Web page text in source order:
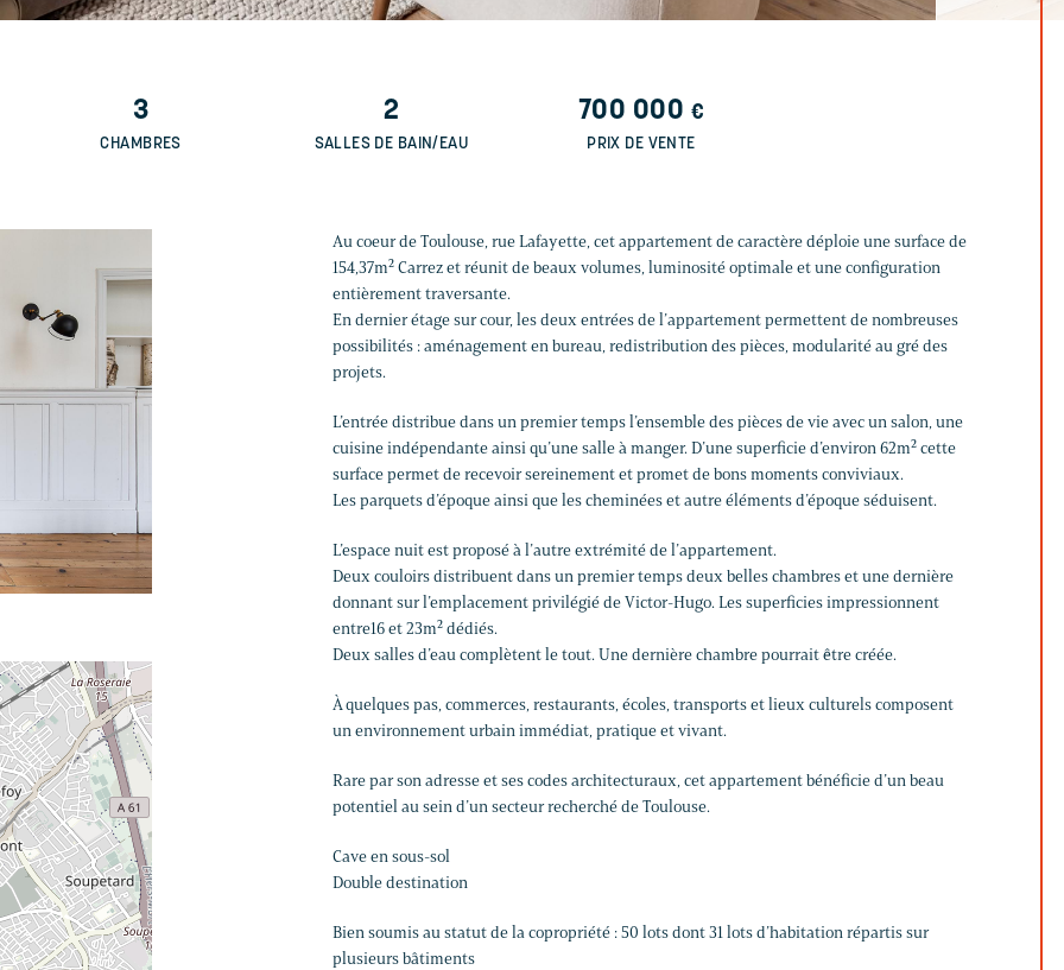
3
CHAMBRES
2
SALLES DE BAIN/EAU
700 000 €
PRIX DE VENTE
Au coeur de Toulouse, rue Lafayette, cet appartement de caractère déploie une surface de
154,37m² Carrez et réunit de beaux volumes, luminosité optimale et une configuration
entièrement traversante.
En dernier étage sur cour, les deux entrées de l’appartement permettent de nombreuses
possibilités : aménagement en bureau, redistribution des pièces, modularité au gré des
projets.
L’entrée distribue dans un premier temps l’ensemble des pièces de vie avec un salon, une
cuisine indépendante ainsi qu’une salle à manger. D’une superficie d’environ 62m² cette
surface permet de recevoir sereinement et promet de bons moments conviviaux.
Les parquets d’époque ainsi que les cheminées et autre éléments d’époque séduisent.
L’espace nuit est proposé à l’autre extrémité de l’appartement.
Deux couloirs distribuent dans un premier temps deux belles chambres et une dernière
donnant sur l’emplacement privilégié de Victor-Hugo. Les superficies impressionnent
entre16 et 23m² dédiés.
Deux salles d’eau complètent le tout. Une dernière chambre pourrait être créée.
À quelques pas, commerces, restaurants, écoles, transports et lieux culturels composent
un environnement urbain immédiat, pratique et vivant.
Rare par son adresse et ses codes architecturaux, cet appartement bénéficie d’un beau
potentiel au sein d’un secteur recherché de Toulouse.
Cave en sous-sol
Double destination
Bien soumis au statut de la copropriété : 50 lots dont 31 lots d’habitation répartis sur
plusieurs bâtiments